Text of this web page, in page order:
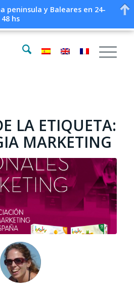
LA ETIQUETA:
MARKETING
peninsula y Baleares en 24-
48 hs